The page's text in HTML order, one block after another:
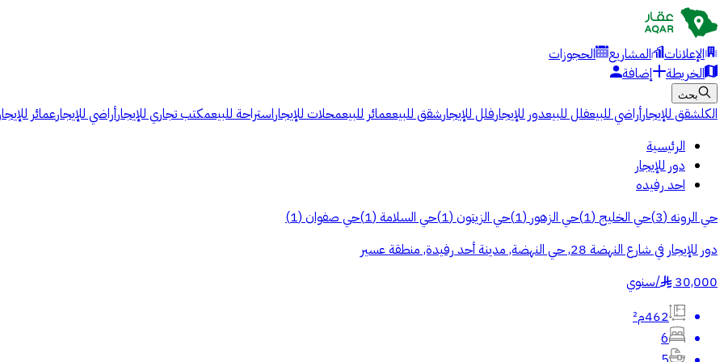
الإعلانات المشاريع
الحجوزات
الخريطة
إضافة
بحث
الكلشقق للإيجارأراضي للبيعفلل للبيعدور للإيجارفلل للإيجارشقق للبيععمائر للبيعمحلات للإيجاراستراحة للبيعمكتب تجاري للإيجارأراضي للإيجارعمائر للإيجار
الرئيسية
دور للإيجار
احد رفيده
حي الرونه(
3
)حي الخليج(
1
)حي الزهور (
1
)حي الزيتون(
1
)حي السلامة(
1
)حي صفوان(
1
)
دور للإيجار في شارع النهضة 28, حي النهضة, مدينة أحد رفيدة, منطقة عسير
30,000
§
/سنوي
462م²
6